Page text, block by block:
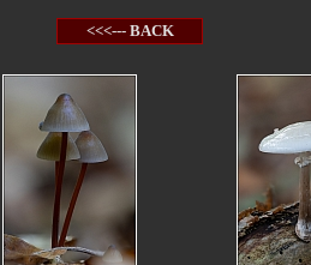
<<<--- BACK